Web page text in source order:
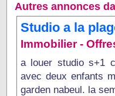
Autres annonces
Studio a la
Immobilier -
a louer studio s+1
avec deux enfants
garden nabeul. la